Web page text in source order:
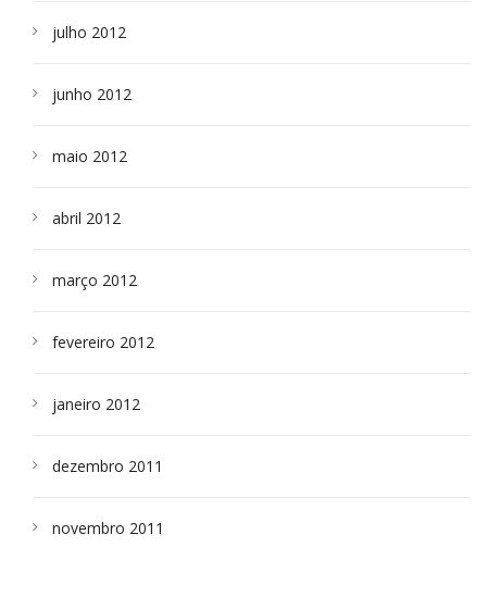
julho 2012
junho 2012
maio 2012
abril 2012
março 2012
fevereiro 2012
janeiro 2012
dezembro 2011
novembro 2011